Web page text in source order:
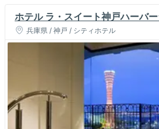
ホテル ラ・スイート神戸ハーバ
兵庫県 / 神戸 / シティホテル